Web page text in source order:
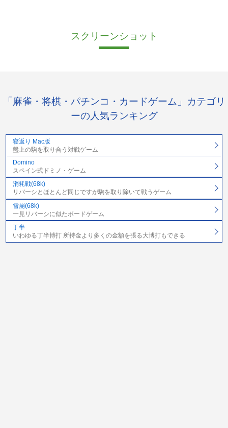
スクリーンショット
「麻雀・将棋・パチンコ・カードゲーム」カテゴリ
ーの人気ランキング
寝返り Mac版
盤上の駒を取り合う対戦ゲーム
Domino
スペイン式ドミノ・ゲーム
消耗戦(68k)
リバーシとほとんど同じですが駒を取り除いて戦うゲーム
雪崩(68k)
一見リバーシに似たボードゲーム
丁半
いわゆる丁半博打 所持金より多くの金額を張る大博打もできる